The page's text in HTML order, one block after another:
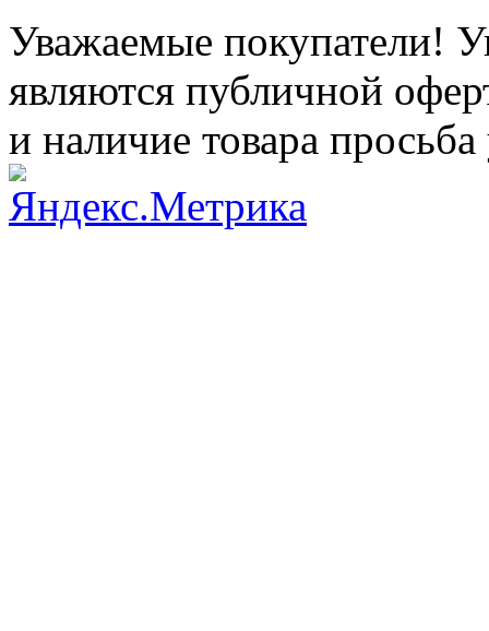
Уважаемые покупатели!
являются публичной
и наличие товара